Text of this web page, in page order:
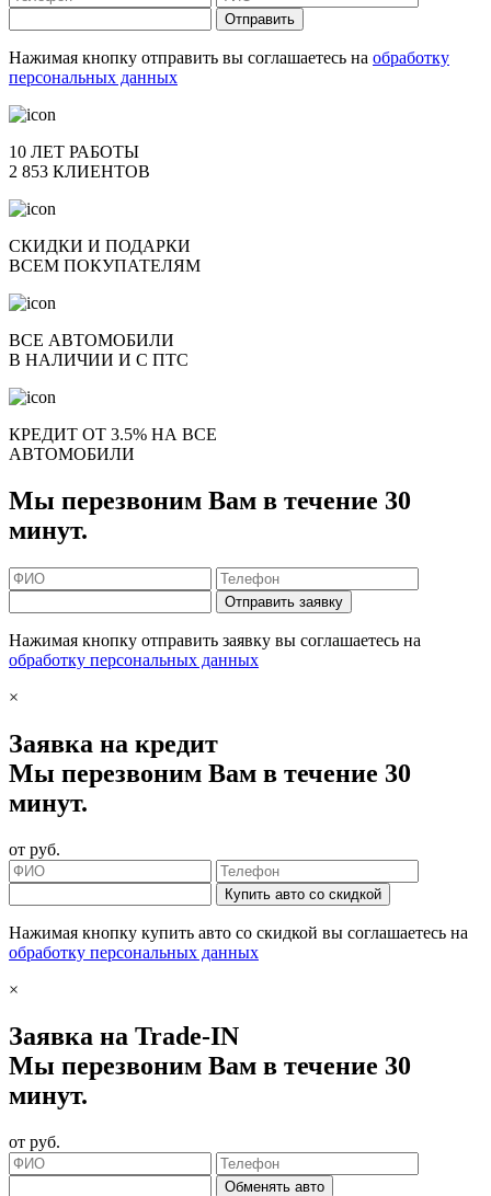
Отправить
Нажимая кнопку отправить вы соглашаетесь на обработку
персональных данных
10 ЛЕТ РАБОТЫ
2 853 КЛИЕНТОВ
СКИДКИ И ПОДАРКИ
ВСЕМ ПОКУПАТЕЛЯМ
ВСЕ АВТОМОБИЛИ
В НАЛИЧИИ И С ПТС
КРЕДИТ ОТ 3.5% НА ВСЕ
АВТОМОБИЛИ
Мы перезвоним Вам в течение 30
минут.
Отправить заявку
Нажимая кнопку отправить заявку вы соглашаетесь на
обработку персональных данных
×
Заявка на кредит
Мы перезвоним Вам в течение 30
минут.
от руб.
Купить авто со скидкой
Нажимая кнопку купить авто со скидкой вы соглашаетесь на
обработку персональных данных
×
Заявка на Trade-IN
Мы перезвоним Вам в течение 30
минут.
от руб.
Обменять авто